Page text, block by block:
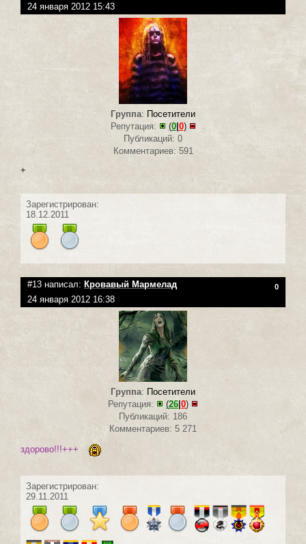
24 января 2012 15:43
Группа: Посетители
Репутация:
(0| 0)
Публикаций: 0
Комментариев: 591
+
Зарегистрирован:
18.12.2011
#13 написал: Кровавый Мармелад 0
24 января 2012 16:38
Группа: Посетители
Репутация:
(26|0)
Публикаций: 186
Комментариев: 5 271
здорово!!!+++
Зарегистрирован:
29.11.2011